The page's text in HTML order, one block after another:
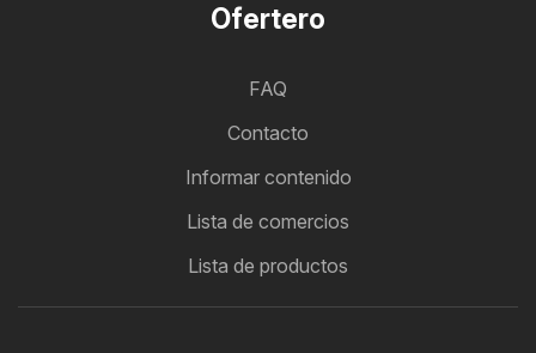
Ofertero
FAQ
Contacto
Informar contenido
Lista de comercios
Lista de productos